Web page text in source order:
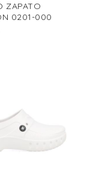
ZAPATO
0201-000